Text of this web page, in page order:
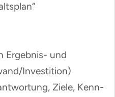
Ergebnis- und
Investition)
Ziele, Kenn-